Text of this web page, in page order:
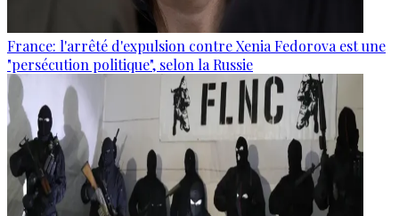
France: l'arrêté d'expulsion contre Xenia Fedorova est une
"persécution politique", selon la Russie